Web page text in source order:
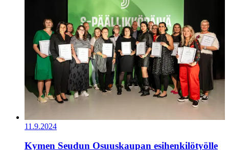
11.9.2024
Kymen Seudun Osuuskaupan esihenkilötyölle